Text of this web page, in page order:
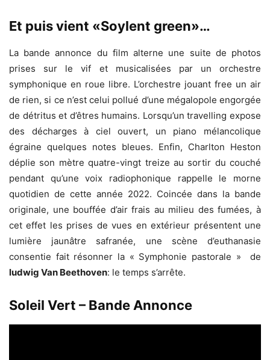
Et puis vient «Soylent green»…
La bande annonce du film alterne une suite de photos
prises sur le vif et musicalisées par un orchestre
symphonique en roue libre. L’orchestre jouant free un air
de rien, si ce n’est celui pollué d’une mégalopole engorgée
de détritus et d’êtres humains. Lorsqu’un travelling expose
des décharges à ciel ouvert, un piano mélancolique
égraine quelques notes bleues. Enfin, Charlton Heston
déplie son mètre quatre-vingt treize au sortir du couché
pendant qu’une voix radiophonique rappelle le morne
quotidien de cette année 2022. Coincée dans la bande
originale, une bouffée d’air frais au milieu des fumées, à
cet effet les prises de vues en extérieur présentent une
lumière jaunâtre safranée, une scène d’euthanasie
consentie fait résonner la « Symphonie pastorale » de
ludwig Van Beethoven: le temps s’arrête.
Soleil Vert – Bande Annonce